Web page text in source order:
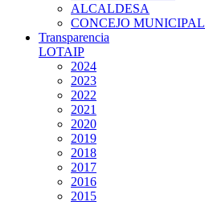
ALCALDESA
CONCEJO MUNICIPAL
Transparencia
LOTAIP
2024
2023
2022
2021
2020
2019
2018
2017
2016
2015